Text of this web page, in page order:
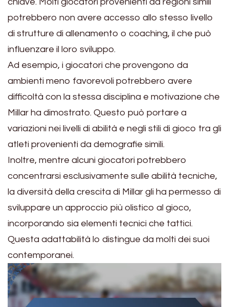
potrebbero non avere accesso allo stesso livello
di strutture di allenamento o coaching, il che può
influenzare il loro sviluppo.
Ad esempio, i giocatori che provengono da
ambienti meno favorevoli potrebbero avere
difficoltà con la stessa disciplina e motivazione che
Millar ha dimostrato. Questo può portare a
variazioni nei livelli di abilità e negli stili di gioco tra gli
atleti provenienti da demografie simili.
Inoltre, mentre alcuni giocatori potrebbero
concentrarsi esclusivamente sulle abilità tecniche,
la diversità della crescita di Millar gli ha permesso di
sviluppare un approccio più olistico al gioco,
incorporando sia elementi tecnici che tattici.
Questa adattabilità lo distingue da molti dei suoi
contemporanei.